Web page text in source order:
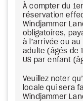
À compter du
réservation
Windjammer
obligatoires,
à l’arrivée ou
adulte (âgés de
US par enfant
Veuillez noter
locale qui sera
Windjammer